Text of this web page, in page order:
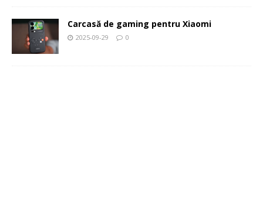
Carcasă de gaming pentru Xiaomi
2025-09-29 0